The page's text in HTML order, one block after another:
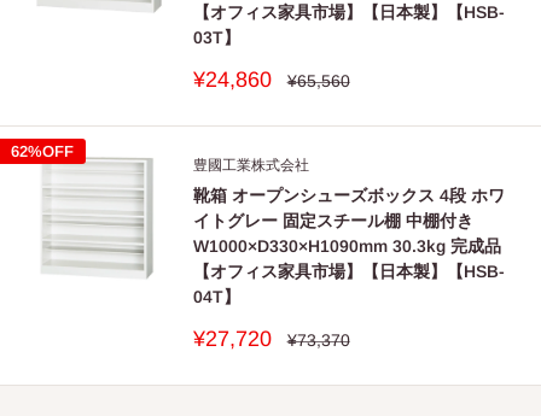
【オフィス家具市場】【日本製】【HSB-
03T】
販
価
¥24,860
通
格
¥65,560
62%OFF
豊國工業株式会社
靴箱 オープンシューズボックス 4段 ホワ
イトグレー 固定スチール棚 中棚付き
W1000×D330×H1090mm 30.3kg 完成品
【オフィス家具市場】【日本製】【HSB-
04T】
販
価
¥27,720
通
格
¥73,370